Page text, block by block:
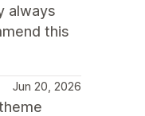
always
this
Jun 20, 2026